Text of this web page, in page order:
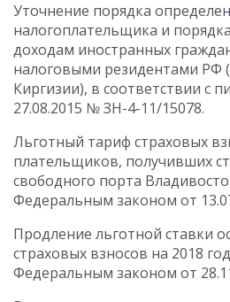
Уточнение порядка
налогоплательщика и
доходам иностранных
налоговыми резидентами РФ
Киргизии), в соответствии с
27.08.2015 № ЗН-4-11/15078.
Льготный тариф страховых
плательщиков, получивших
свободного порта
Федеральным законом от
Продление льготной ставки
страховых взносов на 2018
Федеральным законом от